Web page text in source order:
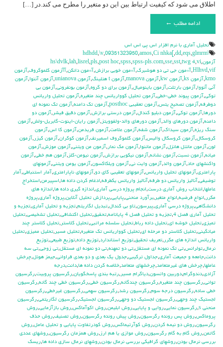
اطلاق می شود که کیفیت ارتباط بین این دو متغیر را مطرح می کند.در […]
ادامه مطلب ←
تحليل آماري با نرم افزار اس پي اس اس
\hdhdd
,\v,09351323950,amos,Ci nhka[ ,dd,eqs,glmrm
آزمون,
hs\dvlk,lah,lisrel,pls,post hoc,spss,spss-pls.com,sse,sst,twg 4,vi
Hlhvd,vif
,آ»مون جي تي دو هوشبرگ,آ»مون خوبي برازش,آ»مون دانكن,آآزمون كلموگروف,آزمون
kmo
,آزمون ks ,آزمون kw ,آزمون manova ,آزمون t هتلينگ ,آزمون unianova ,آزمون آننوا,آزمون
آني آنووا,آزمون بارتلت,آزمون باينوميال,آزمون براي دو گروه,آزمون بونفروني,آزمون بي
توكي,آزمون پيوند خطي-خطي,آزمون تحليل كوواريانس چند متغيره,آزمون تحليل واريانس
دوطرفه,آزمون تصحيح يتس,آزمون تعقيبي posthoc ,آزمون تك دامنه,آزمون تك نمونه اي
دورها,آزمون توكي,آزمون دبليو كندال,آزمون درستي برازش,آزمون دقيق فيشر ,آزمون دو
دامنه,آزمون دورهاي والد,آزمون دورهاي والد-ولفوويتز ,آزمون رايان-اينوت-گابريل-ولش,آزمون
سنگ ريزه,آزمون سيداك,آزمون شفه,آزمون علامت,آزمون فريدمن,آزمون كا اس,آزمون
كروسكال,آزمون كروسكال واليس,آزمون كلموگروف اسميرنف,آزمون كوكران,آزمون كيزر ,آزمون
لون,آزمون مانتل هانزل,آزمون ماننوا,آزمون مك نمار ,آزمون من ويتني,آزمون موزش,آزمون
ميانه,آزمون نسبت,آزمون نشانه,آزمون نيكويي برازش,آزمون نيومن-كلز ,آزمون هم خطي,آزمون
واكنشهاي حاد,آزمون والد,آزمون وايت ني,آزمون ويلكاكسون,آزمون يومن ويتني,آزمونهاي
پارامتري,آزمونهاي تحليل واريانس,آزمونهاي تعقيبي كاي دو,آزمونهاي ناپارامتري,آمار استنباطي,آمار
توضيفي,آناليز واريانس دو طرفه,آناليز واريانس يکطرفه,ادغام كردن داده ها,اسپيرمن,استخراج
عاملها,انتخاب روش آماري درست,انجام پروژه درسي آماري,اندازه گيري داده ها,اندازه هاي
مكرر ,انواع فرضيه,انواع متغير ,برآورد منحني,پايايي,پردازش تحليل آنلاين,پروژه آماري,پروژه
دانشگاهي,پروژه درسي آماري,پيرسون,تاو بي کندال,تبديل لگاريتم,تجزيه و تحليل آماري,تجزيه و
تحليل آماري فصل 4
,تجزيه و تحليل فصل 4 پايانامه ,تحقيق,تحليل اكتشافي,تحليل تشخيصي,تحليل
تميزي,تحليل خوشه اي,تحليل داده رباط,تحليل سلسله مراتبي,تحليل كلاستر ,تحليل كلاستر چند
ميانگيني,تحليل كلاستر دو مرحله اي,تحليل كوواريانس تك متغيره,تحليل مسير ,تحليل مميزي,تحليل
واريانس اندازه هاي مكرر ,تعريف تحقيق,توزيع استاندارد,توزيع داده,توزيع طبيعي,توزيع
نرمال,تولرانس,تي تک نمونه اي مستقل,تي دو تمهنه,تي دو نمونه اي مستقل,تي زوجي,تي سه
دانت,جامعه و جميعت آماري,جداول تركيبي,جدول يك بعدي و دو بعدي فراواني,جيمز هوئل,چرخش
عاملها,چرخش هاي غيرمتعامد,چرخشهاي متعامد,خلاصه كردن داده ها,دانت,درجه
آزادي,دندوگرام,دوربين واتسون,دياگرام مسير ,رتبه بندي پاسخگويان,رگرسيون پروبيت,رگرسيون
تواني,رگرسيون چند متغيره,رگرسيون چندگانه,رگرسيون خطي,رگرسيون خطي چند گانه,رگرسيون
خطي ساده,رگرسيون درجه سوم,رگرسيون رشد,رگرسيون سهمي,رگرسيون غيرخطي,رگرسيون
لجستيك چند وجهي,رگرسيون لجستيك دو وجهي,رگرسيون لجستيک,رگرسيون لگاريتمي,رگرسيون
منحني s
,رگرسيون نمايي,روايي و پايايي,روش ابليمن,روش اكوآماكس,روش بازآزمايي,روش
پروماكس,روش پس رونده رگرسيون,روش پيش رونده رگرسيون,روش تصنيف,روش حذف
رگرسيون,روش دو نيمه كردن,روش كوآرتيماكس,روش كودرتفاوت پايايي و تحليل عامل,روش
گاتمن,روش گام به گام رگرسيون,روش موازي يا هم ارز ,روش همزمان رگرسيون,روشهاي عددي
بررسي نرمال بودن,روشهاي گرافيكي بررسي نرمال بودن,روشهاي نرمال سازي داده ها,ريسك